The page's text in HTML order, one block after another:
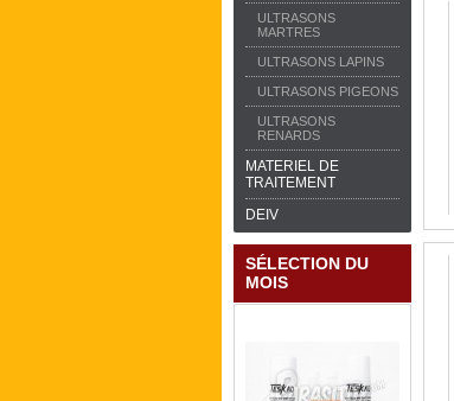
ULTRASONS
MARTRES
ULTRASONS LAPINS
ULTRASONS PIGEONS
ULTRASONS
RENARDS
MATERIEL DE
TRAITEMENT
DEIV
SÉLECTION DU
MOIS